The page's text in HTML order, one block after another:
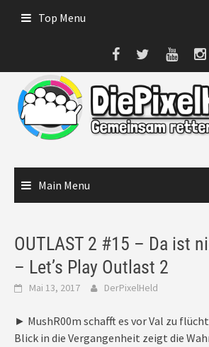
Top Menu
Main Menu
OUTLAST 2 #15 – Da ist
– Let’s Play Outlast 2
Mai 13, 2017 DerPixelHeld
► MushR00m schafft es vor Val zu
Blick in die Vergangenheit zeigt die